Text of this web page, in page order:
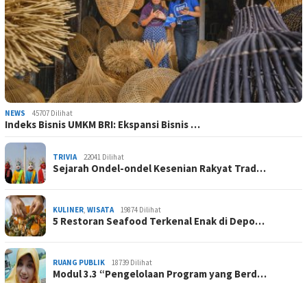
NEWS 45707 Dilihat
Indeks Bisnis UMKM BRI: Ekspansi Bisnis …
TRIVIA 22041 Dilihat
Sejarah Ondel-ondel Kesenian Rakyat Trad…
KULINER, WISATA 19874 Dilihat
5 Restoran Seafood Terkenal Enak di Depo…
RUANG PUBLIK 18739 Dilihat
Modul 3.3 “Pengelolaan Program yang Berd…